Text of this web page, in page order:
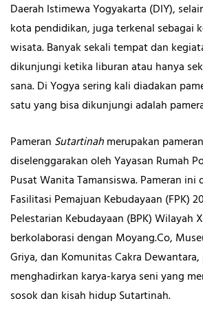
Daerah Istimewa Yogyakarta (DIY),
kota pendidikan, juga terkenal sebagai
wisata. Banyak sekali tempat dan
dikunjungi ketika liburan atau hanya
sana. Di Yogya sering kali diadakan
satu yang bisa dikunjungi adalah
Pameran Sutartinahmerupakan
diselenggarakan oleh Yayasan Rumah
Pusat Wanita Tamansiswa. Pameran
Fasilitasi Pemajuan Kebudayaan (FPK)
Pelestarian Kebudayaan (BPK) Wilayah
berkolaborasi dengan Moyang.Co,
Griya, dan Komunitas Cakra
menghadirkan karya-karya seni yang
sosok dan kisah hidup Sutartinah.